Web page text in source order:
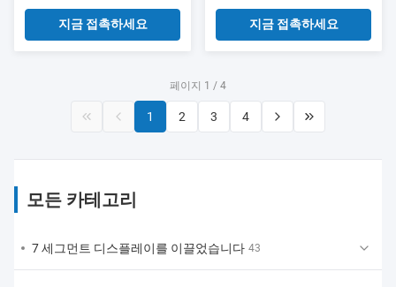
지금 접촉하세요 지금 접촉하세요
페이지 1 / 4
1 2 3 4
모든 카테고리
7 세그먼트 디스플레이를 이끌었습니다 43